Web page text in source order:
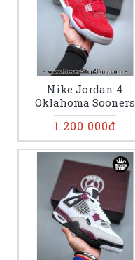
Nike Jordan 4
Oklahoma Sooners
1.200.000đ